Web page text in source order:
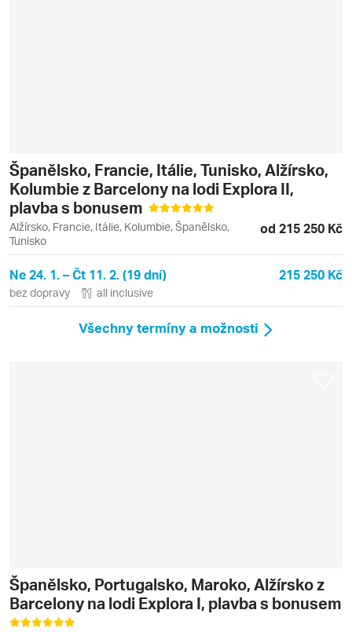
Španělsko, Francie, Itálie, Tunisko, Alžírsko,
Kolumbie z Barcelony na lodi Explora II,
plavba s bonusem
Alžírsko, Francie, Itálie, Kolumbie, Španělsko,
Tunisko
od 215 250 Kč
Ne 24. 1. – Čt 11. 2. (19 dní) 215 250 Kč
bez dopravy all inclusive
Všechny termíny a možnosti
Španělsko, Portugalsko, Maroko, Alžírsko z
Barcelony na lodi Explora I, plavba s bonusem